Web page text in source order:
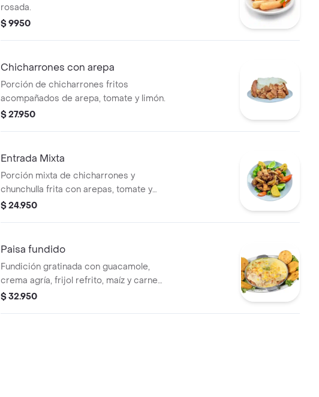
rosada.
$ 9950
Chicharrones con arepa
Porción de chicharrones fritos
acompañados de arepa, tomate y limón.
$ 27.950
Entrada Mixta
Porción mixta de chicharrones y
chunchulla frita con arepas, tomate y
limón.
$ 24.950
Paisa fundido
Fundición gratinada con guacamole,
crema agría, frijol refrito, maíz y carne
desmechada con 6 arepas fritas.
$ 32.950